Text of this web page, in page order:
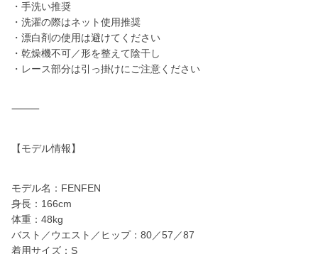
・手洗い推奨
・洗濯の際はネット使用推奨
・漂白剤の使用は避けてください
・乾燥機不可／形を整えて陰干し
・レース部分は引っ掛けにご注意ください
⸻
【モデル情報】
モデル名：FENFEN
身長：166cm
体重：48kg
バスト／ウエスト／ヒップ：80／57／87
着用サイズ：S